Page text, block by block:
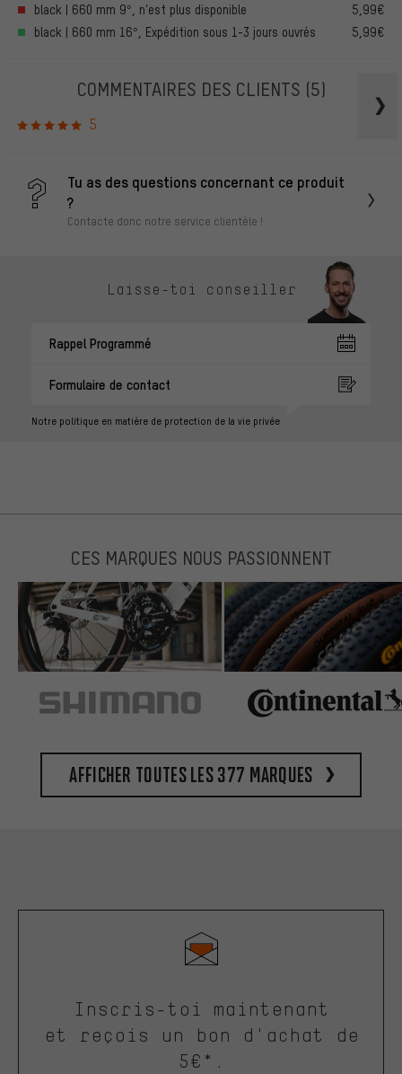
black | 660 mm 9°, n’est plus disponible
5,99€
black | 660 mm 16°, Expédition sous 1-3 jours ouvrés
5,99€
COMMENTAIRES DES CLIENTS (5)
5
Tu as des questions concernant ce produit
?
Contacte donc notre service clientèle !
Laisse-toi conseiller
Rappel Programmé
Formulaire de contact
Notre politique en matière de protection de la vie privée
CES MARQUES NOUS PASSIONNENT
Afficher toutes les 377 marques
Inscris-toi maintenant
et reçois un bon d'achat de
5€*.